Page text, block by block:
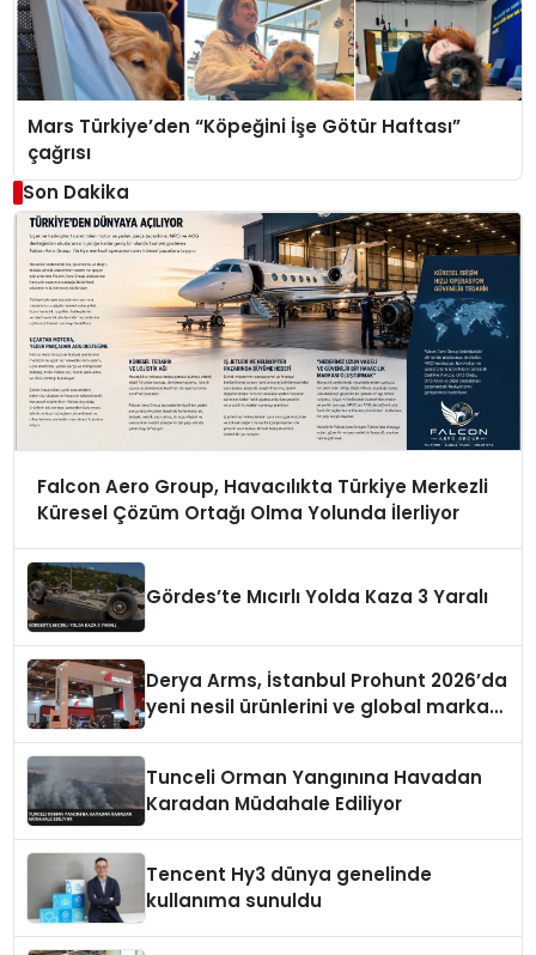
Mars Türkiye’den “Köpeğini İşe Götür Haftası”
çağrısı
Son Dakika
Falcon Aero Group, Havacılıkta Türkiye Merkezli
Küresel Çözüm Ortağı Olma Yolunda İlerliyor
Gördes’te Mıcırlı Yolda Kaza 3 Yaralı
Derya Arms, İstanbul Prohunt 2026’da
yeni nesil ürünlerini ve global marka
Tunceli Orman Yangınına Havadan
Karadan Müdahale Ediliyor
Tencent Hy3 dünya genelinde
kullanıma sunuldu